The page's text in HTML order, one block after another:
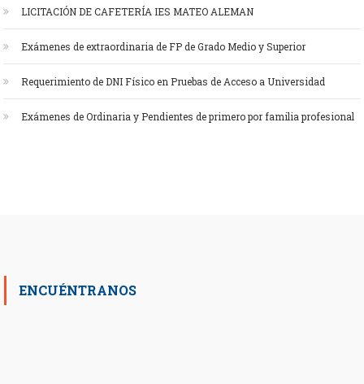
LICITACIÓN DE CAFETERÍA IES MATEO ALEMAN
Exámenes de extraordinaria de FP de Grado Medio y Superior
Requerimiento de DNI Físico en Pruebas de Acceso a Universidad
Exámenes de Ordinaria y Pendientes de primero por familia profesional
ENCUÉNTRANOS